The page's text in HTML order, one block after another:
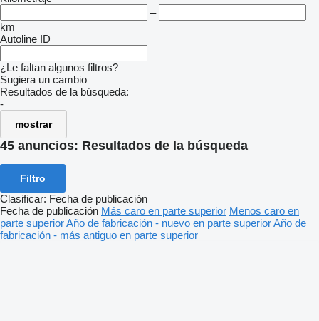
–
km
Autoline ID
¿Le faltan algunos filtros?
Sugiera un cambio
Resultados de la búsqueda:
-
mostrar
45 anuncios: Resultados de la búsqueda
Filtro
Clasificar: Fecha de publicación
Fecha de publicación Más caro en parte superior Menos caro en
parte superiorAño de fabricación - nuevo en parte superiorAño de
fabricación - más antiguo en parte superior